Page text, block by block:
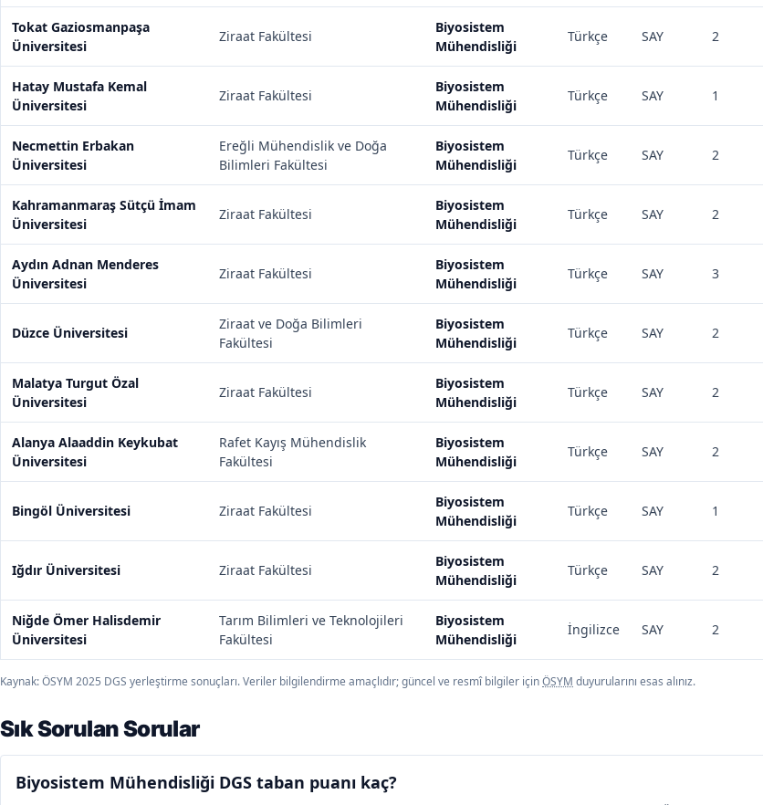
Tokat Gaziosmanpaşa
Üniversitesi
Ziraat Fakültesi
Biyosistem
Mühendisliği
Türkçe SAY 2
Hatay Mustafa Kemal
Üniversitesi
Ziraat Fakültesi
Biyosistem
Mühendisliği
Türkçe SAY 1
Necmettin Erbakan
Üniversitesi
Ereğli Mühendislik ve Doğa
Bilimleri Fakültesi
Biyosistem
Mühendisliği
Türkçe SAY 2
Kahramanmaraş Sütçü İmam
Üniversitesi
Ziraat Fakültesi
Biyosistem
Mühendisliği
Türkçe SAY 2
Aydın Adnan Menderes
Üniversitesi
Ziraat Fakültesi
Biyosistem
Mühendisliği
Türkçe SAY 3
Düzce Üniversitesi
Ziraat ve Doğa Bilimleri
Fakültesi
Biyosistem
Mühendisliği
Türkçe SAY 2
Malatya Turgut Özal
Üniversitesi
Ziraat Fakültesi
Biyosistem
Mühendisliği
Türkçe SAY 2
Alanya Alaaddin Keykubat
Üniversitesi
Rafet Kayış Mühendislik
Fakültesi
Biyosistem
Mühendisliği
Türkçe SAY 2
Bingöl Üniversitesi Ziraat Fakültesi
Biyosistem
Mühendisliği
Türkçe SAY 1
Iğdır Üniversitesi Ziraat Fakültesi
Biyosistem
Mühendisliği
Türkçe SAY 2
Niğde Ömer Halisdemir
Üniversitesi
Tarım Bilimleri ve Teknolojileri
Fakültesi
Biyosistem
Mühendisliği
İngilizce SAY 2
Kaynak: ÖSYM 2025 DGS yerleştirme sonuçları. Veriler bilgilendirme amaçlıdır; güncel ve resmî bilgiler içinÖSYM duyurularını esas alınız.
Sık Sorulan Sorular
Biyosistem Mühendisliği DGS taban puanı kaç?